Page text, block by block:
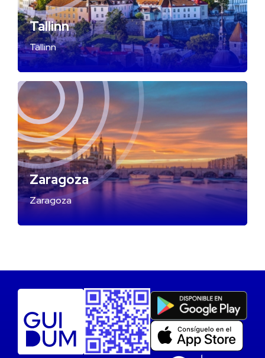
Tallinn
Tallinn
Zaragoza
Zaragoza